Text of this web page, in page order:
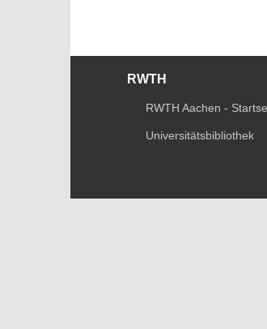
RWTH
RWTH Aachen -
Universitätsbibliothek